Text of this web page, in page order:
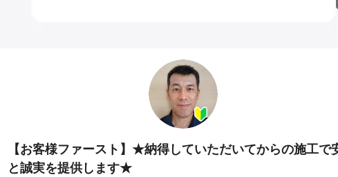
【お客様ファースト】★納得していただいてからの施工で
と誠実を提供します★